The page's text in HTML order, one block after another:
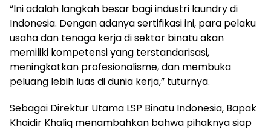
“Ini adalah langkah besar bagi industri laundry di
Indonesia. Dengan adanya sertifikasi ini, para pelaku
usaha dan tenaga kerja di sektor binatu akan
memiliki kompetensi yang terstandarisasi,
meningkatkan profesionalisme, dan membuka
peluang lebih luas di dunia kerja,” tuturnya.
Sebagai Direktur Utama LSP Binatu Indonesia, Bapak
Khaidir Khaliq menambahkan bahwa pihaknya siap